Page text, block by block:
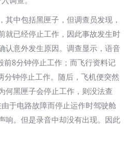
其中包括黑匣子，但调查员发现，
就已经停止工作，因此事故发生时
认意外发生原因。调查显示，语音
前8分钟停止工作；而飞行资料记
分钟停止工作。随后，飞机便突然
何黑匣子会停止工作，则没法查
于电路故障而停止运作时驾驶舱
响。但是录音中却没有出现。因此